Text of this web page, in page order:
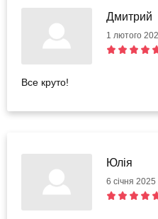
Дмитрий
1 лютого
Все круто!
Юлія
6 січня 2025